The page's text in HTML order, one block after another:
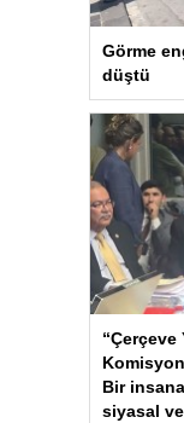
Görme
düştü
Bir
siyasal